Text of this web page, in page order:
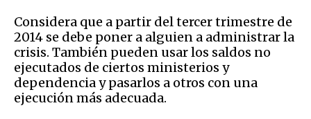
Considera que a partir del tercer trimestre de
2014 se debe poner a alguien a administrar la
crisis. También pueden usar los saldos no
ejecutados de ciertos ministerios y
dependencia y pasarlos a otros con una
ejecución más adecuada.